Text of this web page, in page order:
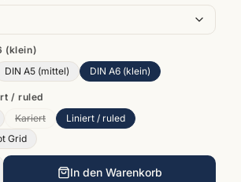
(klein)
DIN A5 (mittel) DIN A6 (klein)
/ ruled
Kariert
Liniert / ruled
Grid
In den Warenkorb